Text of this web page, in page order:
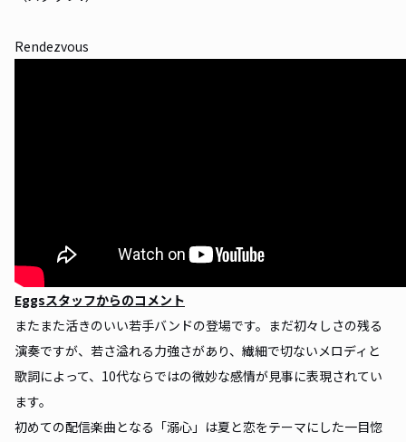
Rendezvous
Eggsスタッフからのコメント
またまた活きのいい若手バンドの登場です。まだ初々しさの残る
演奏ですが、若さ溢れる力強さがあり、繊細で切ないメロディと
歌詞によって、10代ならではの微妙な感情が見事に表現されてい
ます。
初めての配信楽曲となる「溺心」は夏と恋をテーマにした一目惚